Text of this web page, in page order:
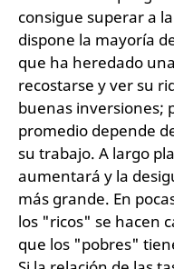
consigue superar a
dispone la mayoría
que ha heredado
recostarse y ver su
buenas inversiones;
promedio depende
su trabajo. A largo
aumentará y la
más grande. En
los "ricos" se hacen
que los "pobres"